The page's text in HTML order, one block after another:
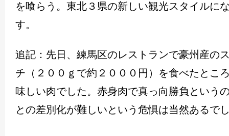
を喰らう。東北３県の新しい観光スタイルに
す。
追記：先日、練馬区のレストランで豪州産の
チ（２００ｇで約２０００円）を食べたとこ
味しい肉でした。赤身肉で真っ向勝負という
との差別化が難しいという危惧は当然あるで